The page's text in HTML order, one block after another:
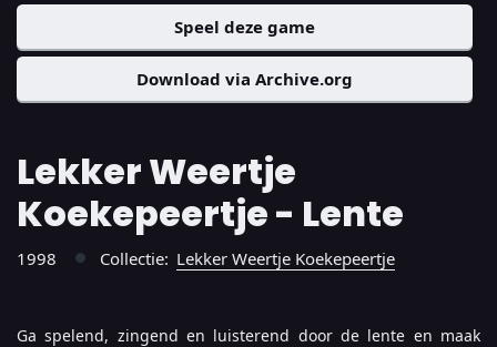
Speel deze game
Download via Archive.org
Lekker Weertje
Koekepeertje - Lente
1998 ● Collectie: Lekker Weertje Koekepeertje
Ga spelend, zingend en luisterend door de lente en maak